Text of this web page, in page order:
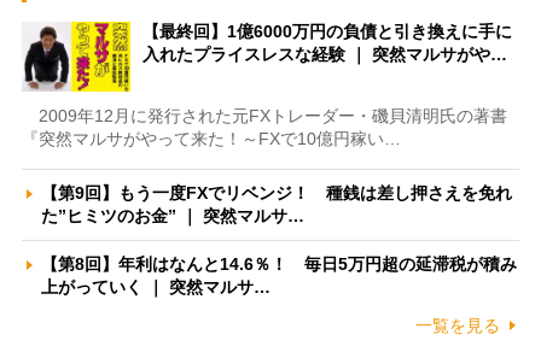
【最終回】1億6000万円の負債と引き換えに手に
入れたプライスレスな経験 ｜ 突然マルサがや…
2009年12月に発行された元FXトレーダー・磯貝清明氏の著書
『突然マルサがやって来た！～FXで10億円稼い…
【第9回】もう一度FXでリベンジ！ 種銭は差し押さえを免れ
た”ヒミツのお金” ｜ 突然マルサ…
【第8回】年利はなんと14.6％！ 毎日5万円超の延滞税が積み
上がっていく ｜ 突然マルサ…
一覧を見る